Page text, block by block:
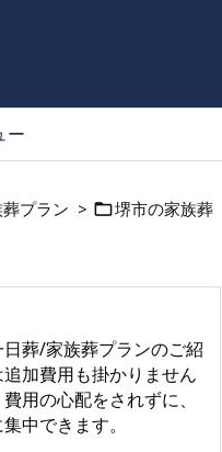
ー
プラン > 堺市の家族葬
葬/家族葬プランのご紹
加費用も掛かりません
用の心配をされずに、
中できます。